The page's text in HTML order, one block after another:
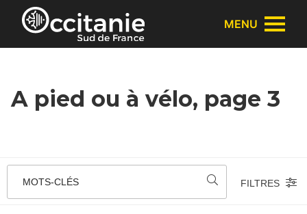
Panneau de gestion des cookies
MENU
A pied ou à vélo, page 3
MOTS-CLÉS FILTRES